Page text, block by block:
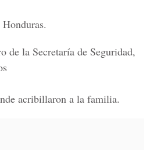
de la Secretaría de Seguridad,
acribillaron a la familia.